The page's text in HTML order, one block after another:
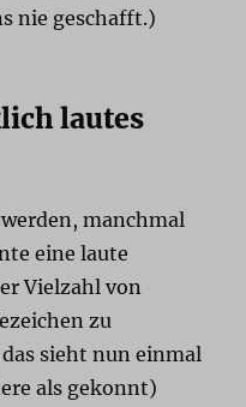
nie geschafft.)
lautes
manchmal
eine laute
Vielzahl von
zu
sieht nun einmal
als gekonnt)